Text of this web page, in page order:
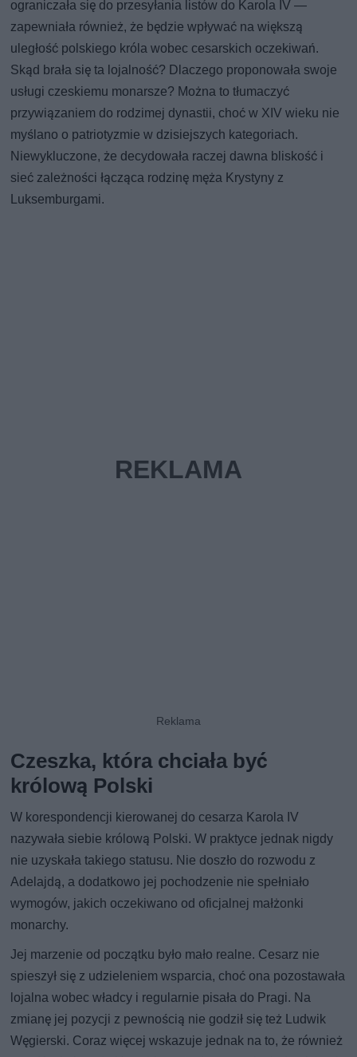
ograniczała się do przesyłania listów do Karola IV —
zapewniała również, że będzie wpływać na większą
uległość polskiego króla wobec cesarskich oczekiwań.
Skąd brała się ta lojalność? Dlaczego proponowała swoje
usługi czeskiemu monarsze? Można to tłumaczyć
przywiązaniem do rodzimej dynastii, choć w XIV wieku nie
myślano o patriotyzmie w dzisiejszych kategoriach.
Niewykluczone, że decydowała raczej dawna bliskość i
sieć zależności łącząca rodzinę męża Krystyny z
Luksemburgami.
Czeszka, która chciała być
królową Polski
W korespondencji kierowanej do cesarza Karola IV
nazywała siebie królową Polski. W praktyce jednak nigdy
nie uzyskała takiego statusu. Nie doszło do rozwodu z
Adelajdą, a dodatkowo jej pochodzenie nie spełniało
wymogów, jakich oczekiwano od oficjalnej małżonki
monarchy.
Jej marzenie od początku było mało realne. Cesarz nie
spieszył się z udzieleniem wsparcia, choć ona pozostawała
lojalna wobec władcy i regularnie pisała do Pragi. Na
zmianę jej pozycji z pewnością nie godził się też Ludwik
Węgierski. Coraz więcej wskazuje jednak na to, że również